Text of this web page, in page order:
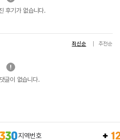
후기가 없습니다.
최신순 추천순
글이 없습니다.
지역번호